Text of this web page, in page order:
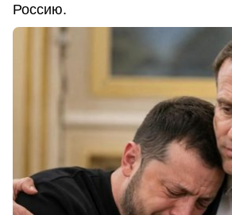
Россию.